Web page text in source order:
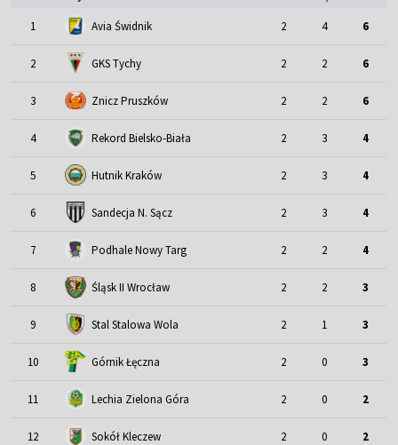
1 Avia Świdnik 2 4 6
2 GKS Tychy 2 2 6
3 Znicz Pruszków 2 2 6
4 Rekord Bielsko-Biała 2 3 4
5 Hutnik Kraków 2 3 4
6 Sandecja N. Sącz 2 3 4
7 Podhale Nowy Targ 2 2 4
8 Śląsk II Wrocław 2 2 3
9 Stal Stalowa Wola 2 1 3
10 Górnik Łęczna 2 0 3
11 Lechia Zielona Góra 2 0 2
12 Sokół Kleczew 2 0 2